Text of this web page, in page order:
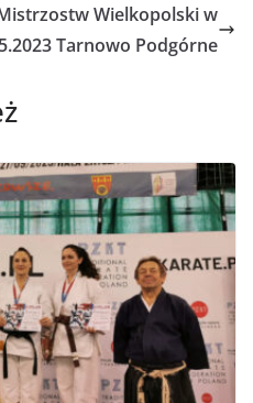
Wielkopolski w
Tarnowo Podgórne